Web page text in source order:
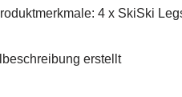
4 x SkiSki
erstellt